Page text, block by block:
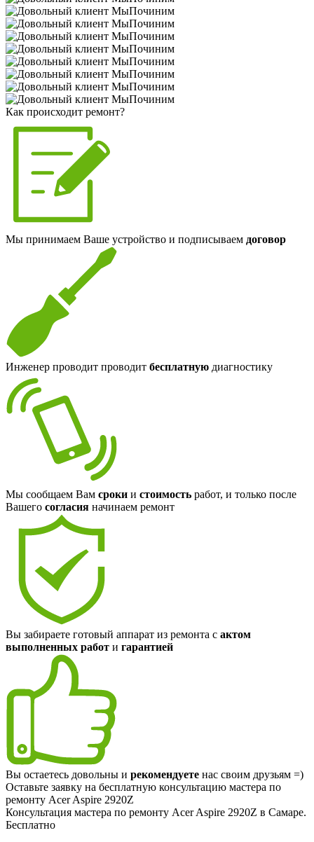
Как происходит ремонт?
Мы принимаем Ваше устройство и подписываем договор
Инженер проводит проводит бесплатную диагностику
Мы сообщаем Вам сроки и стоимость работ, и только после
Вашего согласия начинаем ремонт
Вы забираете готовый аппарат из ремонта с актом
выполненных работ и гарантией
Вы остаетесь довольны и рекомендуете нас своим друзьям =)
Оставьте заявку на бесплатную консультацию мастера по
ремонту Acer Aspire 2920Z
Консультация мастера по ремонту Acer Aspire 2920Z в Самаре.
Бесплатно